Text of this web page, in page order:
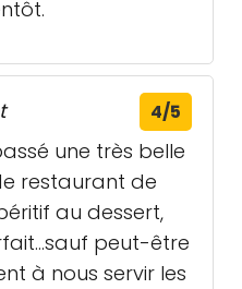
4/5
une très belle
restaurant de
au dessert,
peut-être
à nous servir les